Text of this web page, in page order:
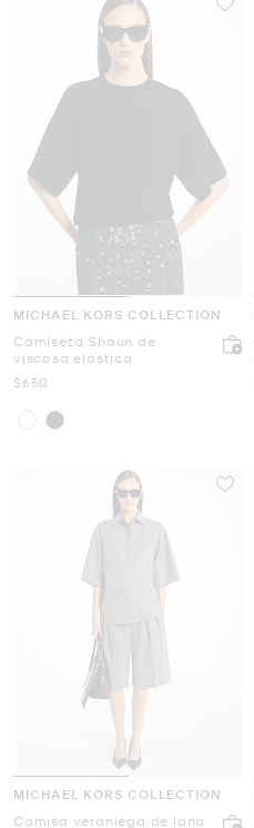
MICHAEL KORS COLLECTION
Camiseta Shaun de
viscosa elástica
Ahora
$650
MICHAEL KORS COLLECTION
Camisa veraniega de lana